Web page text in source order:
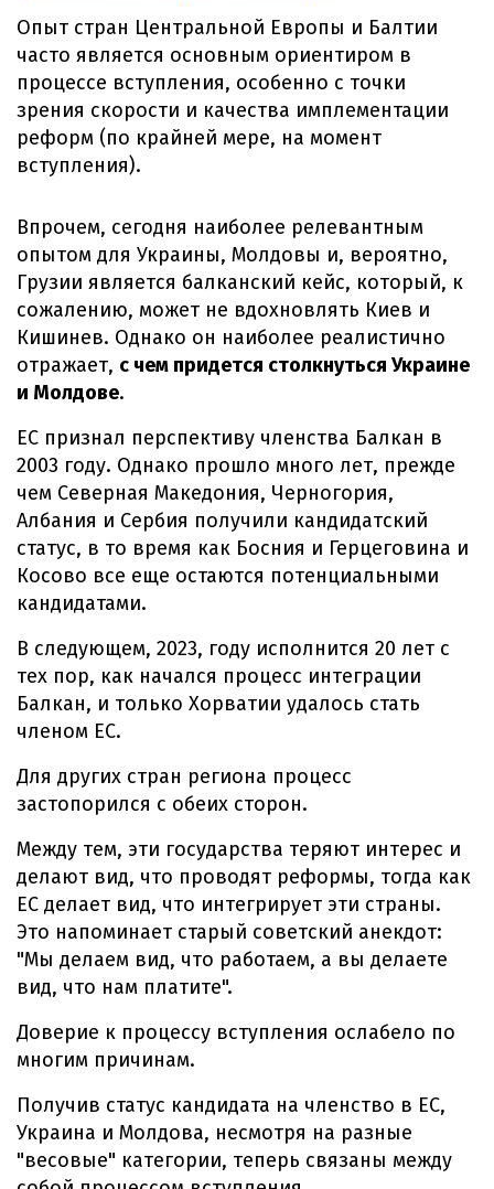
Опыт стран Центральной Европы и Балтии
часто является основным ориентиром в
процессе вступления, особенно с точки
зрения скорости и качества имплементации
реформ (по крайней мере, на момент
вступления).
Впрочем, сегодня наиболее релевантным
опытом для Украины, Молдовы и, вероятно,
Грузии является балканский кейс, который, к
сожалению, может не вдохновлять Киев и
Кишинев. Однако он наиболее реалистично
отражает, с чем придется столкнуться Украине
и Молдове.
ЕС признал перспективу членства Балкан в
2003 году. Однако прошло много лет, прежде
чем Северная Македония, Черногория,
Албания и Сербия получили кандидатский
статус, в то время как Босния и Герцеговина и
Косово все еще остаются потенциальными
кандидатами.
В следующем, 2023, году исполнится 20 лет с
тех пор, как начался процесс интеграции
Балкан, и только Хорватии удалось стать
членом ЕС.
Для других стран региона процесс
застопорился с обеих сторон.
Между тем, эти государства теряют интерес и
делают вид, что проводят реформы, тогда как
ЕС делает вид, что интегрирует эти страны.
Это напоминает старый советский анекдот:
"Мы делаем вид, что работаем, а вы делаете
вид, что нам платите".
Доверие к процессу вступления ослабело по
многим причинам.
Получив статус кандидата на членство в ЕС,
Украина и Молдова, несмотря на разные
"весовые" категории, теперь связаны между